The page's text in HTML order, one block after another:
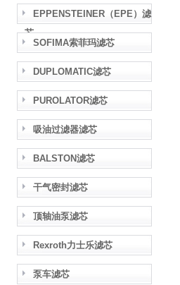
EPPENSTEINER（EPE）滤
芯
SOFIMA索菲玛滤芯
DUPLOMATIC滤芯
PUROLATOR滤芯
吸油过滤器滤芯
BALSTON滤芯
干气密封滤芯
顶轴油泵滤芯
Rexroth力士乐滤芯
泵车滤芯